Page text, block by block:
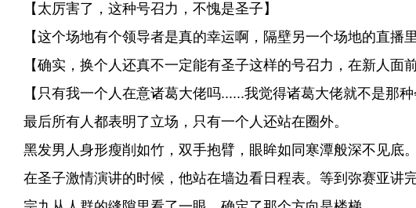
【太厉害了，这种号召力，不愧是圣子】
【这个场地有个领导者是真的幸运啊，隔壁另一个场地的直播
【确实，换个人还真不一定能有圣子这样的号召力，在新人面
【只有我一个人在意诸葛大佬吗......我觉得诸葛大佬就不是那种
最后所有人都表明了立场，只有一个人还站在圈外。
黑发男人身形瘦削如竹，双手抱臂，眼眸如同寒潭般深不见底。
在圣子激情演讲的时候，他站在墙边看日程表。等到弥赛亚讲